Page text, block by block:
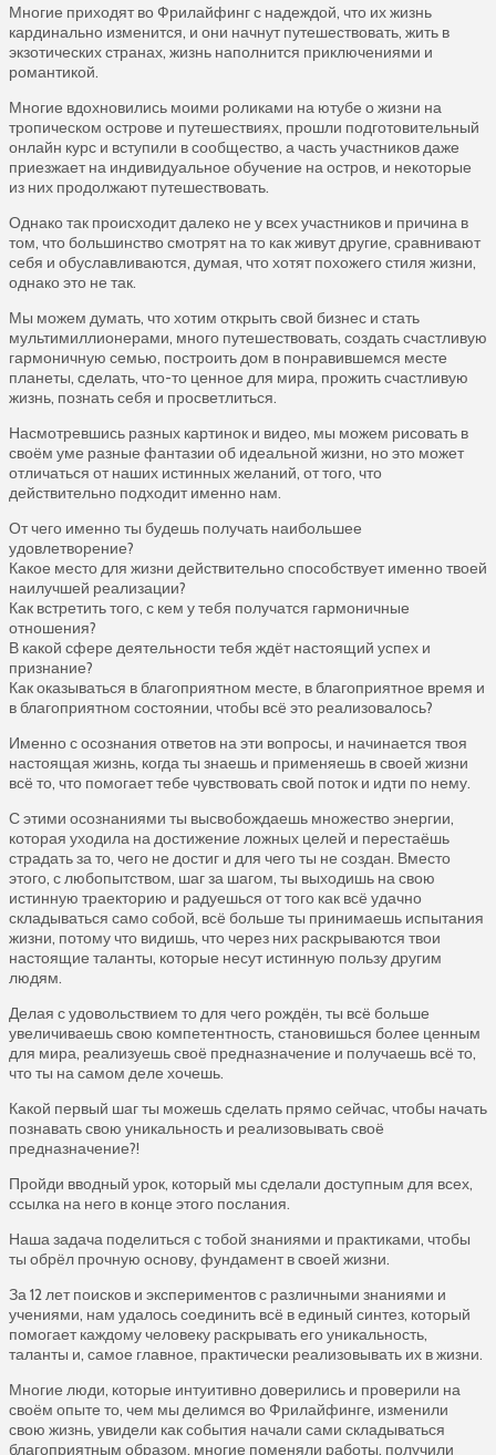
Многие приходят во Фрилайфинг с надеждой, что их жизнь
кардинально изменится, и они начнут путешествовать, жить в
экзотических странах, жизнь наполнится приключениями и
романтикой.
Многие вдохновились моими роликами на ютубе о жизни на
тропическом острове и путешествиях, прошли подготовительный
онлайн курс и вступили в сообщество, а часть участников даже
приезжает на индивидуальное обучение на остров, и некоторые
из них продолжают путешествовать.
Однако так происходит далеко не у всех участников и причина в
том, что большинство смотрят на то как живут другие, сравнивают
себя и обуславливаются, думая, что хотят похожего стиля жизни,
однако это не так.
Мы можем думать, что хотим открыть свой бизнес и стать
мультимиллионерами, много путешествовать, создать счастливую
гармоничную семью, построить дом в понравившемся месте
планеты, сделать, что-то ценное для мира, прожить счастливую
жизнь, познать себя и просветлиться.
Насмотревшись разных картинок и видео, мы можем рисовать в
своём уме разные фантазии об идеальной жизни, но это может
отличаться от наших истинных желаний, от того, что
действительно подходит именно нам.
От чего именно ты будешь получать наибольшее
удовлетворение?
Какое место для жизни действительно способствует именно твоей
наилучшей реализации?
Как встретить того, с кем у тебя получатся гармоничные
отношения?
В какой сфере деятельности тебя ждёт настоящий успех и
признание?
Как оказываться в благоприятном месте, в благоприятное время и
в благоприятном состоянии, чтобы всё это реализовалось?
Именно с осознания ответов на эти вопросы, и начинается твоя
настоящая жизнь, когда ты знаешь и применяешь в своей жизни
всё то, что помогает тебе чувствовать свой поток и идти по нему.
С этими осознаниями ты высвобождаешь множество энергии,
которая уходила на достижение ложных целей и перестаёшь
страдать за то, чего не достиг и для чего ты не создан. Вместо
этого, с любопытством, шаг за шагом, ты выходишь на свою
истинную траекторию и радуешься от того как всё удачно
складываться само собой, всё больше ты принимаешь испытания
жизни, потому что видишь, что через них раскрываются твои
настоящие таланты, которые несут истинную пользу другим
людям.
Делая с удовольствием то для чего рождён, ты всё больше
увеличиваешь свою компетентность, становишься более ценным
для мира, реализуешь своё предназначение и получаешь всё то,
что ты на самом деле хочешь.
Какой первый шаг ты можешь сделать прямо сейчас, чтобы начать
познавать свою уникальность и реализовывать своё
предназначение?!
Пройди вводный урок, который мы сделали доступным для всех,
ссылка на него в конце этого послания.
Наша задача поделиться с тобой знаниями и практиками, чтобы
ты обрёл прочную основу, фундамент в своей жизни.
За 12 лет поисков и экспериментов с различными знаниями и
учениями, нам удалось соединить всё в единый синтез, который
помогает каждому человеку раскрывать его уникальность,
таланты и, самое главное, практически реализовывать их в жизни.
Многие люди, которые интуитивно доверились и проверили на
своём опыте то, чем мы делимся во Фрилайфинге, изменили
свою жизнь, увидели как события начали сами складываться
благоприятным образом, многие поменяли работы, получили